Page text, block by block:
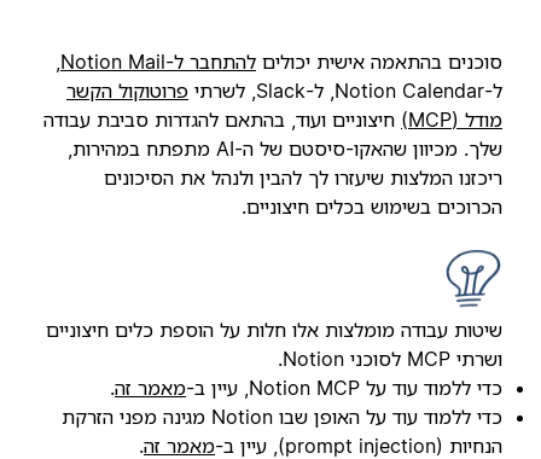
סוכנים בהתאמה אישית יכולים להתחבר ל-Notion Mail
ל-Notion Calendar, ל-Slack, לשרתי
פרוטוקול הקשר
מודל (MCP)
חיצוניים ועוד, בהתאם להגדרות סביבת עבודה
שלך. מכיוון שהאקו-סיסטם של ה-AI מתפתח במהירות,
ריכזנו המלצות שיעזרו לך להבין ולנהל את הסיכונים
הכרוכים בשימוש בכלים חיצוניים.
שיטות עבודה מומלצות אלו חלות על הוספת כלים חיצוניים
ושרתי MCP לסוכני Notion.
כדי ללמוד עוד על Notion MCP, עיין ב-
מאמר זה.
כדי ללמוד עוד על האופן שבו Notion מגינה מפני הזרקת
הנחיות (prompt injection), עיין ב-
מאמר זה.